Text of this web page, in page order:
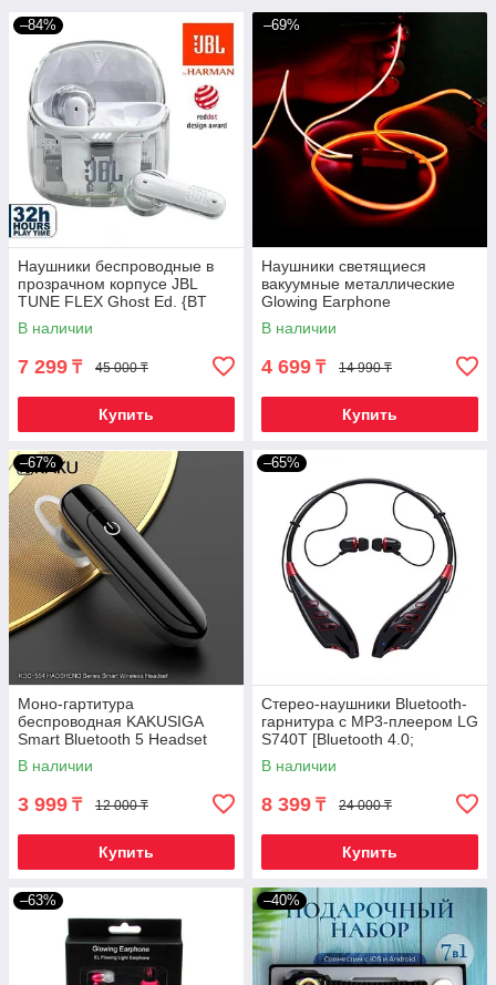
–84%
Наушники беспроводные в
прозрачном корпусе JBL
TUNE FLEX Ghost Ed. {BT
5.2, шумоподавление,
влагозащита, до 32
В наличии
7 299 ₸ 45 000 ₸
Купить
–69%
Наушники светящиеся
вакуумные металлические
Glowing Earphone
(Оранжевый)
В наличии
4 699 ₸ 14 990 ₸
Купить
–67%
Моно-гартитура
беспроводная KAKUSIGA
Smart Bluetooth 5 Headset
(Черный)
В наличии
3 999 ₸ 12 000 ₸
Купить
–65%
Стерео-наушники Bluetooth-
гарнитура с MP3-плеером LG
S740T [Bluetooth 4.0;
MP3/WMA; MicroSD]
В наличии
8 399 ₸ 24 000 ₸
Купить
–63% –40%